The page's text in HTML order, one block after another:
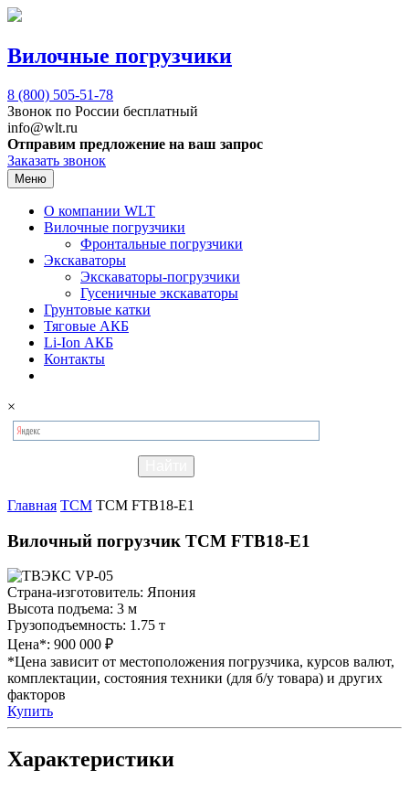
Вилочные погрузчики
8 (800) 505-51-78
Звонок по России бесплатный
info@wlt.ru
Отправим предложение на ваш запрос
Заказать звонок
Меню
О компании WLT
Вилочные погрузчики
Фронтальные погрузчики
Экскаваторы
Экскаваторы-погрузчики
Гусеничные экскаваторы
Грунтовые катки
Тяговые АКБ
Li-Ion АКБ
Контакты
×
Главная TCM TCM FTB18-E1
Вилочный погрузчик TCM FTB18-E1
Страна-изготовитель: Япония
Высота подъема: 3 м
Грузоподъемность: 1.75 т
Цена*: 900 000 ₽
*Цена зависит от местоположения погрузчика, курсов валют,
комплектации, состояния техники (для б/у товара) и других
факторов
Купить
Характеристики